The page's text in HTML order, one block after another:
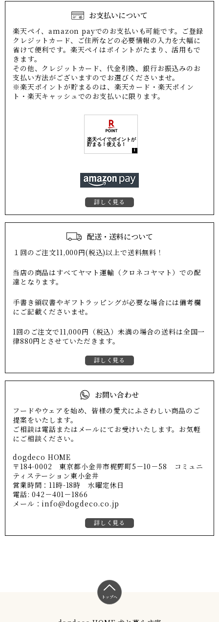
お支払いについて
楽天ペイ、amazon payでのお支払いも可能です。ご登録
クレジットカード、ご住所などの必要情報の入力を大幅に
省けて便利です。楽天ペイはポイントがたまり、活用もで
きます。
その他、クレジットカード、代金引換、銀行お振込みのお
支払い方法がございますのでお選びくださいませ。
※楽天ポイントが貯まるのは、楽天カード・楽天ポイン
ト・楽天キャッシュでのお支払いに限ります。
詳しく見る
配送・送料について
１回のご注文11,000円(税込)以上で送料無料！
当店の商品はすべてヤマト運輸（クロネコヤマト）での配
達となります。
手書き領収書やギフトラッピングが必要な場合には備考欄
にご記載くださいませ。
1回のご注文で11,000円（税込）未満の場合の送料は全国一
律880円とさせていただきます。
詳しく見る
お問い合わせ
フードやウェアを始め、皆様の愛犬にふさわしい商品のご
提案をいたします。
ご相談は電話またはメールにてお受けいたします。お気軽
にご相談ください。
dogdeco HOME
〒184-0002 東京都小金井市梶野町5－10－58 コミュニ
ティステーション東小金井
営業時間：11時-18時 水曜定休日
電話: 042－401－1866
メール：info@dogdeco.co.jp
詳しく見る
トップへ